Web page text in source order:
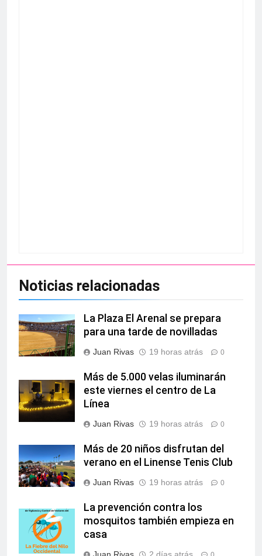
Noticias relacionadas
La Plaza El Arenal se prepara
para una tarde de novilladas
Juan Rivas 19 horas atrás 0
Más de 5.000 velas iluminarán
este viernes el centro de La
Línea
Juan Rivas 19 horas atrás 0
Más de 20 niños disfrutan del
verano en el Linense Tenis Club
Juan Rivas 19 horas atrás 0
La prevención contra los
mosquitos también empieza en
casa